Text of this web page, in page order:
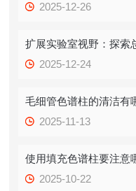
2025-12-26
扩展实验室视野：探索
2025-12-24
毛细管色谱柱的清洁有
2025-11-13
使用填充色谱柱要注意
2025-10-22